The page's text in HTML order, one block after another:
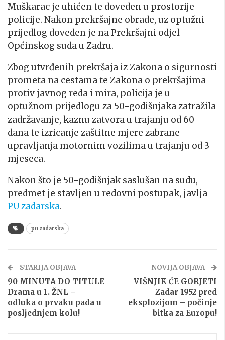
Muškarac je uhićen te doveden u prostorije
policije. Nakon prekršajne obrade, uz optužni
prijedlog doveden je na Prekršajni odjel
Općinskog suda u Zadru.
Zbog utvrđenih prekršaja iz Zakona o sigurnosti
prometa na cestama te Zakona o prekršajima
protiv javnog reda i mira, policija je u
optužnom prijedlogu za 50-godišnjaka zatražila
zadržavanje, kaznu zatvora u trajanju od 60
dana te izricanje zaštitne mjere zabrane
upravljanja motornim vozilima u trajanju od 3
mjeseca.
Nakon što je 50-godišnjak saslušan na sudu,
predmet je stavljen u redovni postupak, javlja
PU zadarska.
pu zadarska
STARIJA OBJAVA
90 MINUTA DO TITULE
Drama u 1. ŽNL –
odluka o prvaku pada u
posljednjem kolu!
NOVIJA OBJAVA
VIŠNJIK ĆE GORJETI
Zadar 1952 pred
eksplozijom – počinje
bitka za Europu!